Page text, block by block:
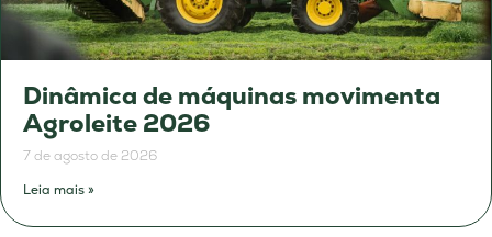
Dinâmica de máquinas movimenta
Agroleite 2026
7 de agosto de 2026
Leia mais »